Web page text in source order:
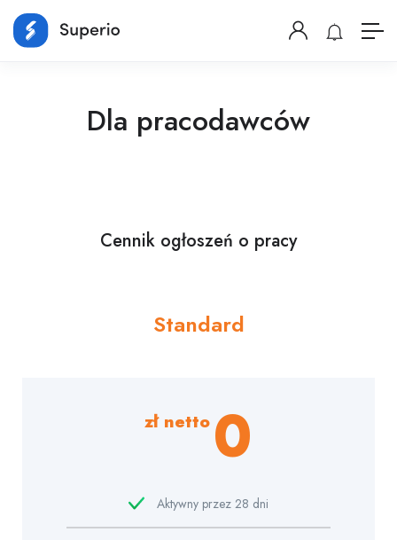
Dla pracodawców
Cennik ogłoszeń o pracy
Standard
zł netto 0
Aktywny przez 28 dni